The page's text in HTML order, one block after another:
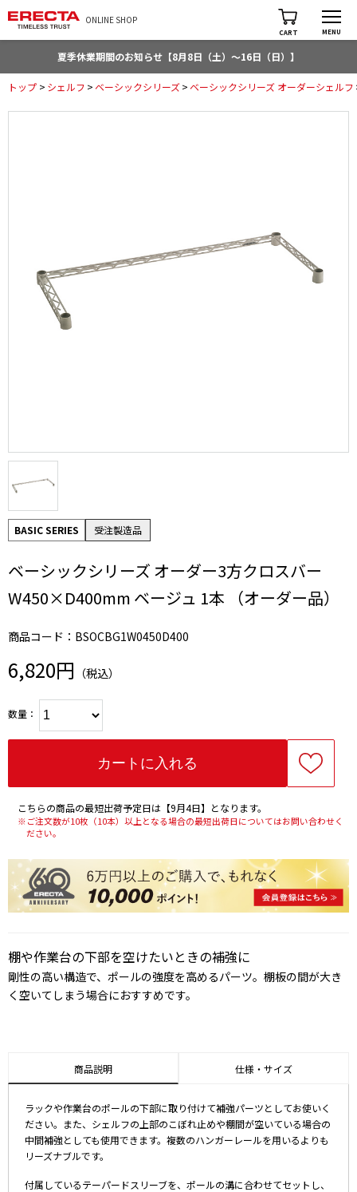
ONLINE SHOP
CART MENU
夏季休業期間のお知らせ【8月8日（土）～16日（日）】
トップ > シェルフ >ベーシックシリーズ>ベーシックシリーズ オーダーシェルフ
BASIC SERIES 受注製造品
ベーシックシリーズ オーダー3方クロスバー
W450×D400mm ベージュ 1本 （オーダー品）
商品コード：BSOCBG1W0450D400
6,820円 （税込）
数量：
こちらの商品の最短出荷予定日は【9月4日】となります。
※ご注文数が10枚（10本）以上となる場合の最短出荷日についてはお問い合わせく
ださい。
棚や作業台の下部を空けたいときの補強に
剛性の高い構造で、ポールの強度を高めるパーツ。棚板の間が大き
く空いてしまう場合におすすめです。
商品説明 仕様・サイズ
ラックや作業台のポールの下部に取り付けて補強パーツとしてお使いく
ださい。また、シェルフの上部のこぼれ止めや棚間が空いている場合の
中間補強としても使用できます。複数のハンガーレールを用いるよりも
リーズナブルです。
付属しているテーパードスリーブを、ポールの溝に合わせてセットし、